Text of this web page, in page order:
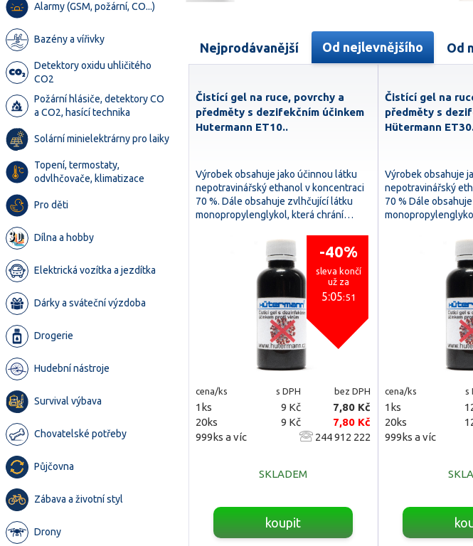
Alarmy (GSM, požární, CO...)
Bazény a vířivky
Detektory oxidu uhličitého
CO2
Požární hlásiče, detektory CO
a CO2, hasící technika
Solární minielektrárny pro laiky
Topení, termostaty,
odvlhčovače, klimatizace
Pro děti
Dílna a hobby
Elektrická vozítka a jezdítka
Dárky a sváteční výzdoba
Drogerie
Hudební nástroje
Survival výbava
Chovatelské potřeby
Půjčovna
Zábava a životní styl
Drony
Nejprodávanější Od nejlevnějšího Od
Čistící gel na ruce, povrchy a
předměty s dezifekčním účinkem
Hutermann ET10..
Výrobek obsahuje jako účinnou látku
nepotravinářský ethanol v koncentraci
70 %. Dále obsahuje zvlhčující látku
monopropylenglykol, která chrání…
-40%
sleva končí
už za
5:05:50
cena/ks s DPH bez DPH
1ks 9 Kč
7,80 Kč
20ks
9 Kč
7,80 Kč
999ks a víc
244 912 222
SKLADEM
koupit
Čistící gel na
předměty s
Hütermann
Výrobek obsahuje
nepotravinářský
70 % Dále
cena/ks s
1ks
20ks
999ks a víc